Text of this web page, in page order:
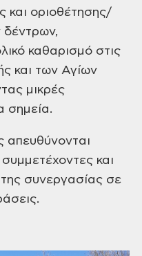
και οριοθέτησης/
καθαρισμό στις
και των Αγίων
μικρές
σημεία.
απευθύνονται
και
συνεργασίας σε